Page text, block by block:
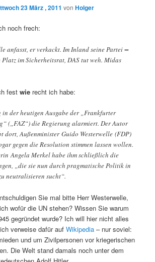
23 März , 2011 vonHolger
noch frech:
anfasst, er verkackt. Im Inland seine Partei =
Platz im Sicherheitsrat, DAS tut weh. Midas
festwie recht ich habe:
der heutigen Ausgabe der „Frankfurter
(„FAZ“) die Regierung alarmiert. Der Autor
dort, Außenminister Guido Westerwelle (FDP)
gegen die Resolution stimmen lassen wollen.
Angela Merkel habe ihm schließlich die
„die sie nun durch pragmatische Politik in
neutralisieren sucht“.
Sie mal bitte Herr Westerwelle,
wofür die UN stehen? Wissen Sie warum
gegründet wurde? Ich will hier nicht alles
verweise dafür aufWikipedia – nur soviel:
und um Zivilpersonen vor kriegerischen
Die Welt stand damals noch unter dem